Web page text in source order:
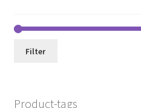
Filter
Product-tags